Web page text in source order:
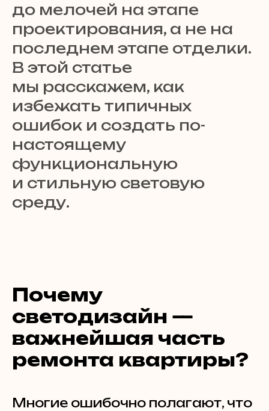
до мелочей на этапе
проектирования, а не на
последнем этапе отделки.
В этой статье
мы расскажем, как
избежать типичных
ошибок и создать по-
настоящему
функциональную
и стильную световую
среду.
Почему
светодизайн —
важнейшая часть
ремонта квартиры?
Многие ошибочно полагают, что